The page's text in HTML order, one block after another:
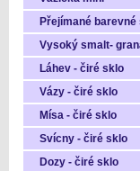
Přejímané barevné
Vysoký smalt-
Láhev - čiré sklo
Vázy - čiré sklo
Mísa - čiré sklo
Svícny - čiré sklo
Dozy - čiré sklo